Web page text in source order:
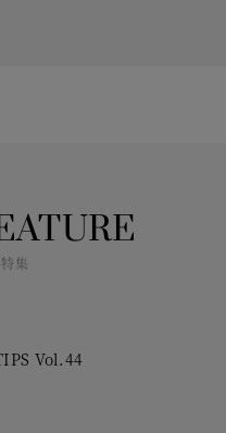
集
Vol.44